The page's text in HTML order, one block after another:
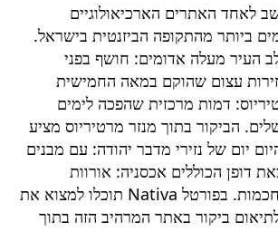
לאחד האתרים הארכיאולוגיים
ביותר מהתקופה הביזנטית בישראל.
העיר מעלה אדומים: חושף בפני
עצום שהוקם במאה החמישית
דמות מרכזית שהפכה לימים
הביקור בתוך מנזר מרטיריוס מציע
יום של נזירי מדבר יהודה: עם מבנים
דופן הכוללים אכסניה: אורוות
ומערכות מים מתוחכמות. בפורטל Nativa תוכלו למצוא את
ביקור באתר המרהיב הזה בתוך